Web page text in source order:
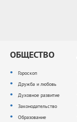
ОБЩЕСТВО
Гороскоп
Дружба и любовь
Духовное развитие
Законодательство
Образование